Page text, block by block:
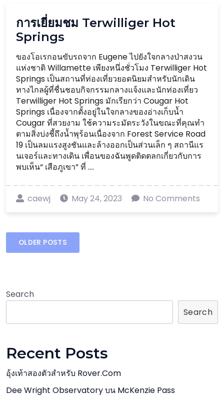
การเยี่ยมชม Terwilliger Hot
Springs
ของโอเรกอนขับรถจาก Eugene ไปยังใจกลางป่าสงวน
แห่งชาติ Willamette เพียงหนึ่งชั่วโมง Terwilliger Hot
Springs เป็นสถานที่ท่องเที่ยวยอดนิยมสำหรับนักเดิน
ทางไกลผู้ที่ชื่นชอบกิจกรรมกลางแจ้งและนักท่องเที่ยว
Terwilliger Hot Springs มักเรียกว่า Cougar Hot
Springs เนื่องจากตั้งอยู่ในใจกลางของอ่างเก็บน้ำ
Cougar ที่สวยงาม ใช้ความระมัดระวังในขณะที่คุณทำ
ตามสิ่งบ่งชี้ถึงน้ำพุร้อนเนื่องจาก Forest Service Road
19 เป็นลมแรงสูงชันและล้างออกเป็นส่วนเล็ก ๆ สถานีแร
นเจอร์และทางเดิน เพื่อนของฉันพูดติดตลกเกี่ยวกับการ
พบเห็น“ เสือภูเขา” ที่ ....
caewj May 24, 2023 No Comments
Posts
OLDER POSTS
Search
Search
Recent Posts
อุ้งเท้าสองตัวสำหรับ Rover.com
Dee Wright Observatory บน McKenzie Pass